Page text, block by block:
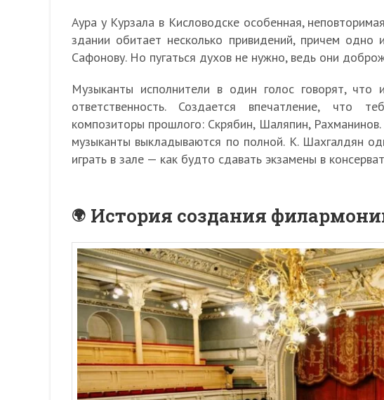
Аура у Курзала в Кисловодске особенная,
здании обитает несколько привидений, причем
Сафонову. Но пугаться духов не нужно, ведь они
Музыканты исполнители в один голос говорят, что
ответственность. Создается впечатление, что
композиторы прошлого: Скрябин, Шаляпин,
музыканты выкладываются по полной. К. Шахгалдян
играть в зале — как будто сдавать экзамены в
История создания